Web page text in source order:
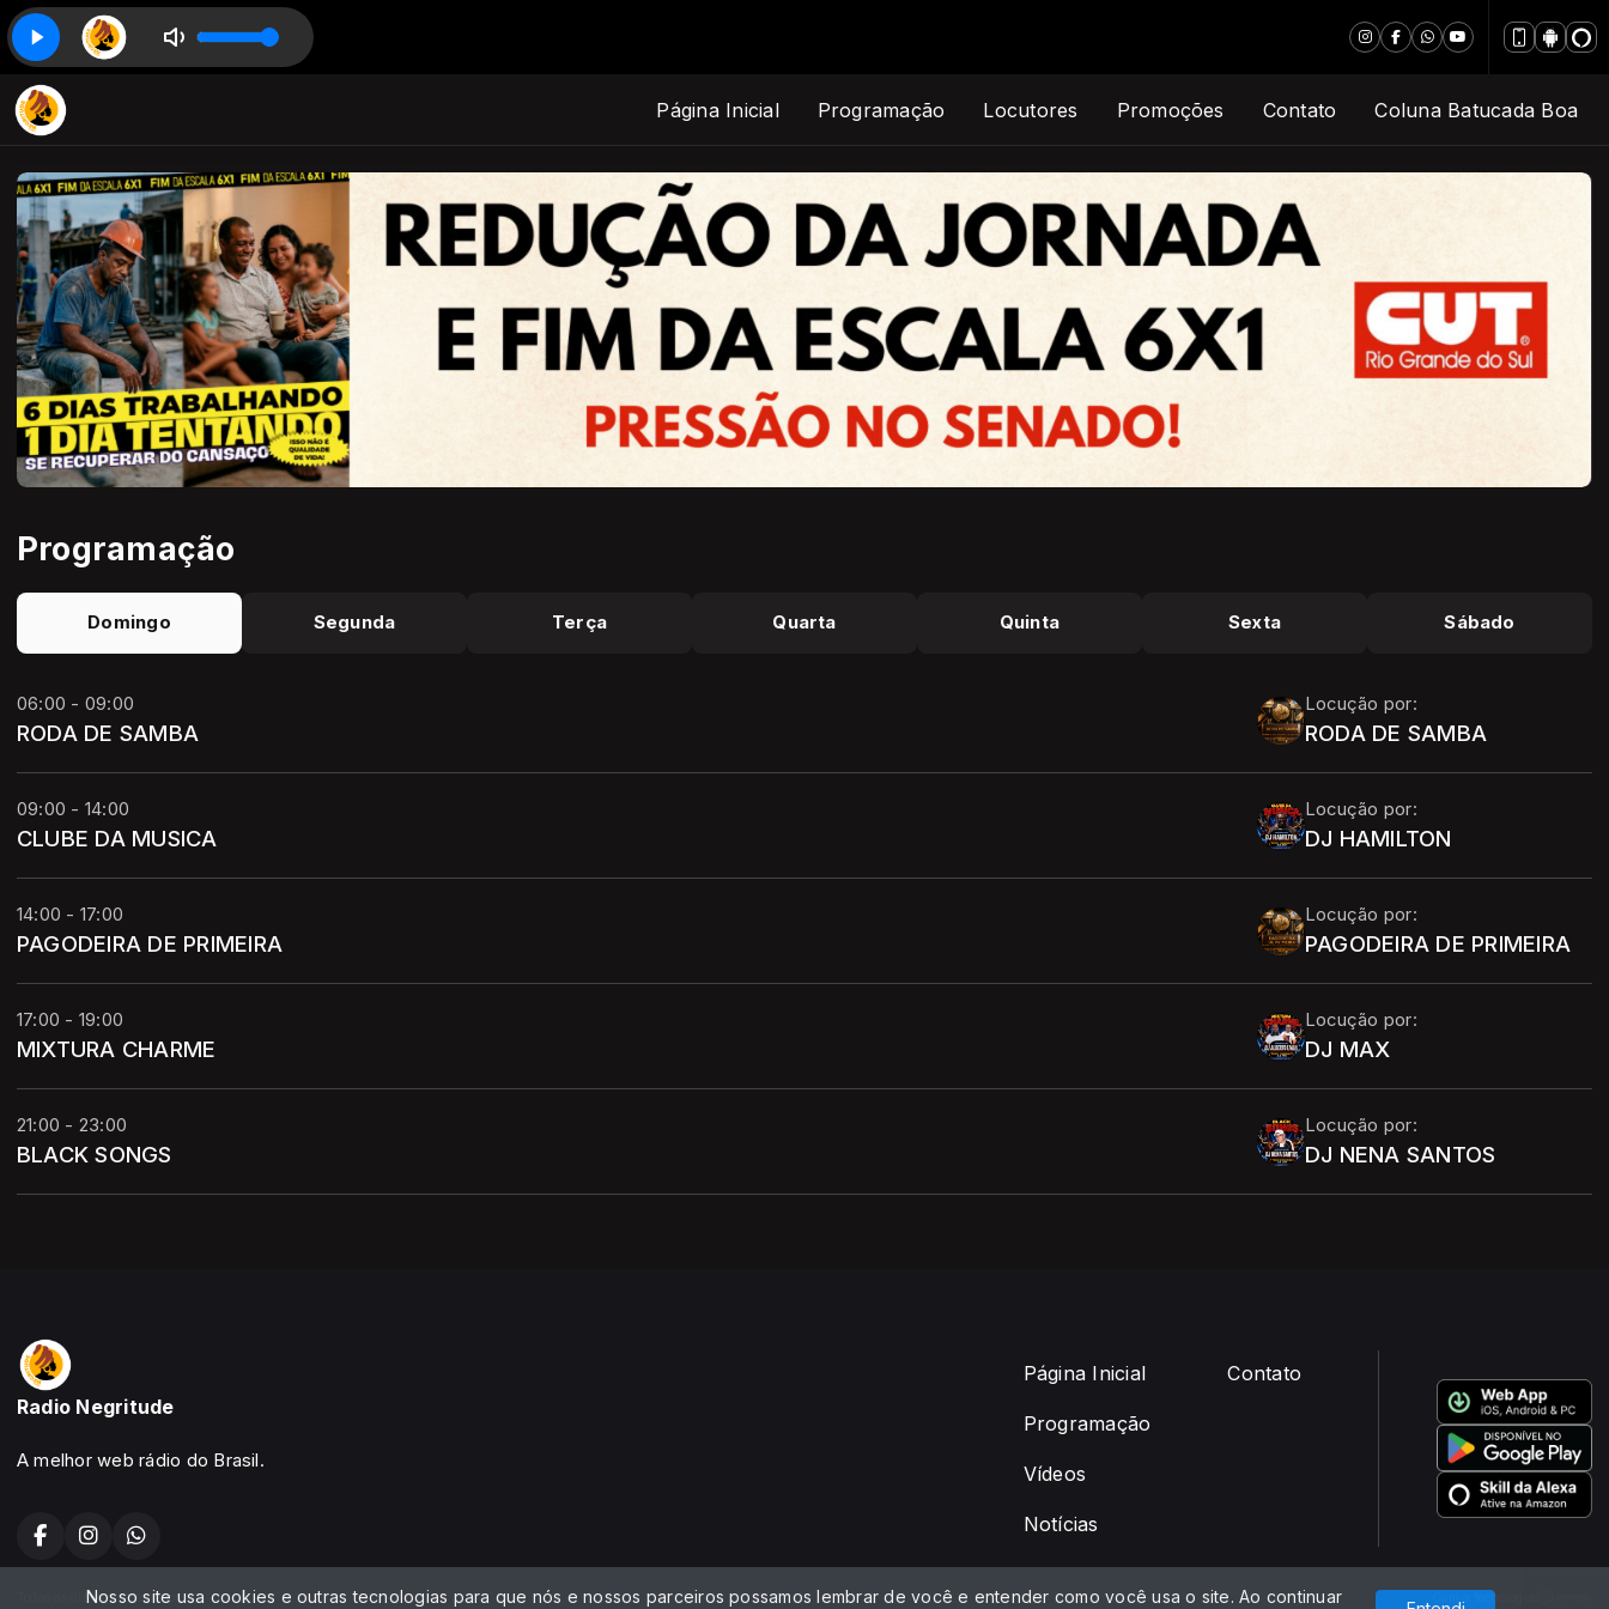
Página Inicial Programação Locutores Promoções Contato Coluna Batucada Boa
Programação
Domingo Segunda Terça Quarta Quinta Sexta Sábado
06:00 - 09:00
RODA DE SAMBA
Locução por:
RODA DE SAMBA
09:00 - 14:00
CLUBE DA MUSICA
Locução por:
DJ HAMILTON
14:00 - 17:00
PAGODEIRA DE PRIMEIRA
Locução por:
PAGODEIRA DE PRIMEIRA
17:00 - 19:00
MIXTURA CHARME
Locução por:
DJ MAX
21:00 - 23:00
BLACK SONGS
Locução por:
DJ NENA SANTOS
Radio Negritude
A melhor web rádio do Brasil.
Página Inicial
Programação
Vídeos
Notícias
Contato
Todos os direitos reservados. Com a tecnologia
Nosso site usa cookies e outras tecnologias para que nós e nossos parceiros possamos lembrar de você e entender como você usa o site. Ao continuar